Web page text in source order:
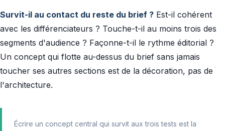
Survit-il au contact du reste du brief ? Est-il cohérent
avec les différenciateurs ? Touche-t-il au moins trois des
segments d'audience ? Façonne-t-il le rythme éditorial ?
Un concept qui flotte au-dessus du brief sans jamais
toucher ses autres sections est de la décoration, pas de
l'architecture.
Écrire un concept central qui survit aux trois tests est la